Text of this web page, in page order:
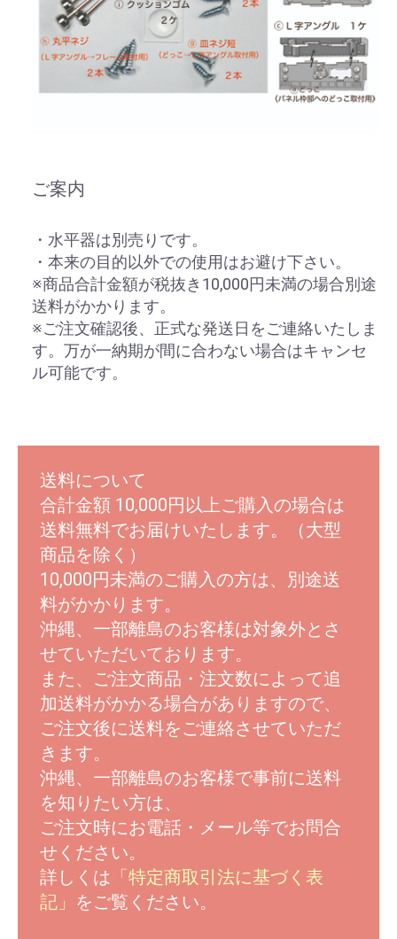
ご案内
・水平器は別売りです。
・本来の目的以外での使用はお避け下さい。
※商品合計金額が税抜き10,000円未満の場合別途
送料がかかります。
※ご注文確認後、正式な発送日をご連絡いたしま
す。万が一納期が間に合わない場合はキャンセ
ル可能です。
送料について
合計金額 10,000円以上ご購入の場合は
送料無料でお届けいたします。（大型
商品を除く）
10,000円未満のご購入の方は、別途送
料がかかります。
沖縄、一部離島のお客様は対象外とさ
せていただいております。
また、ご注文商品・注文数によって追
加送料がかかる場合がありますので、
ご注文後に送料をご連絡させていただ
きます。
沖縄、一部離島のお客様で事前に送料
を知りたい方は、
ご注文時にお電話・メール等でお問合
せください。
詳しくは 「特定商取引法に基づく表
記」 をご覧ください。